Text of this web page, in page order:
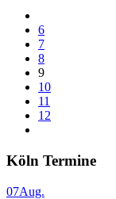
6
7
8
9
10
11
12
Köln Termine
07Aug.